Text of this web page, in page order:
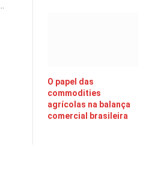
O papel das
commodities
agrícolas na balança
comercial brasileira